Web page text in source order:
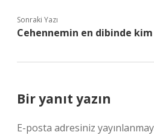
Sonraki Yazı
Cehennemin en dibinde
Bir yanıt yazın
E-posta adresiniz